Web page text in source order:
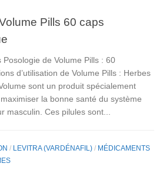
Pills 60 caps
Posologie de Volume Pills : 60
d’utilisation de Volume Pills : Herbes
sont un produit spécialement
la bonne santé du système
masculin. Ces pilules sont...
/ LEVITRA (VARDÉNAFIL) / MÉDICAMENTS